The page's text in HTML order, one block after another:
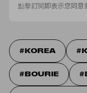
點擊訂閱即表示您同意
KOREA
BOURIE